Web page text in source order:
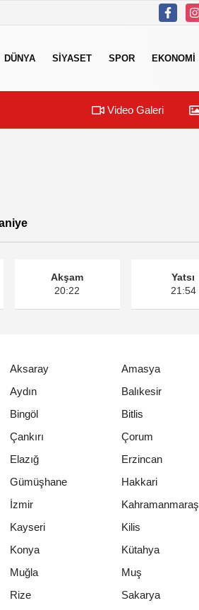
DÜNYA SIYASET SPOR EKONOMI
Video Galeri
Akşam
20:22
Yatsı
21:54
Aksaray
Amasya
Aydın
Balıkesir
Bingöl
Bitlis
Çankırı
Çorum
Elazığ
Erzincan
Gümüşhane
Hakkari
İzmir
Kahramanmaraş
Kayseri
Kilis
Konya
Kütahya
Muğla
Muş
Rize
Sakarya